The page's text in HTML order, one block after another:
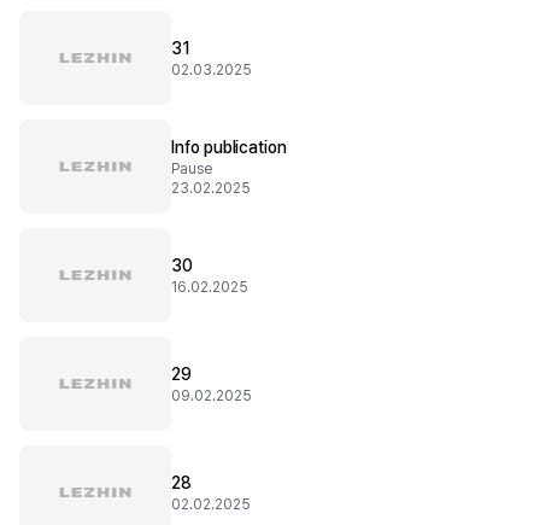
31
02.03.2025
Info publication
Pause
23.02.2025
30
16.02.2025
29
09.02.2025
28
02.02.2025